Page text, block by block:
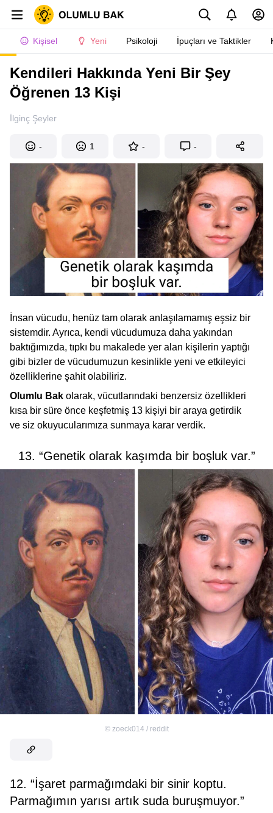
Kişisel Yeni Psikoloji İpuçları ve Taktikler
Kendileri Hakkında Yeni Bir Şey
Öğrenen 13 Kişi
İlginç Şeyler
- 1 - -
İnsan vücudu, henüz tam olarak anlaşılamamış eşsiz bir
sistemdir. Ayrıca, kendi vücudumuza daha yakından
baktığımızda, tıpkı bu makalede yer alan kişilerin yaptığı
gibi bizler de vücudumuzun kesinlikle yeni ve etkileyici
özelliklerine şahit olabiliriz.
Olumlu Bak olarak, vücutlarındaki benzersiz özellikleri
kısa bir süre önce keşfetmiş 13 kişiyi bir araya getirdik
ve siz okuyucularımıza sunmaya karar verdik.
13. “Genetik olarak kaşımda bir boşluk var.”
© zoeck014 / reddit
12. “İşaret parmağımdaki bir sinir koptu.
Parmağımın yarısı artık suda buruşmuyor.”